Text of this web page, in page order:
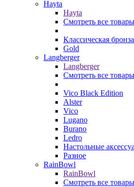
Hayta
Hayta
Смотреть все
Классическая бронза
Gold
Langberger
Langberger
Смотреть все
Vico Black Edition
Alster
Vico
Lugano
Burano
Ledro
Настольные
Разное
RainBowl
RainBowl
Смотреть все